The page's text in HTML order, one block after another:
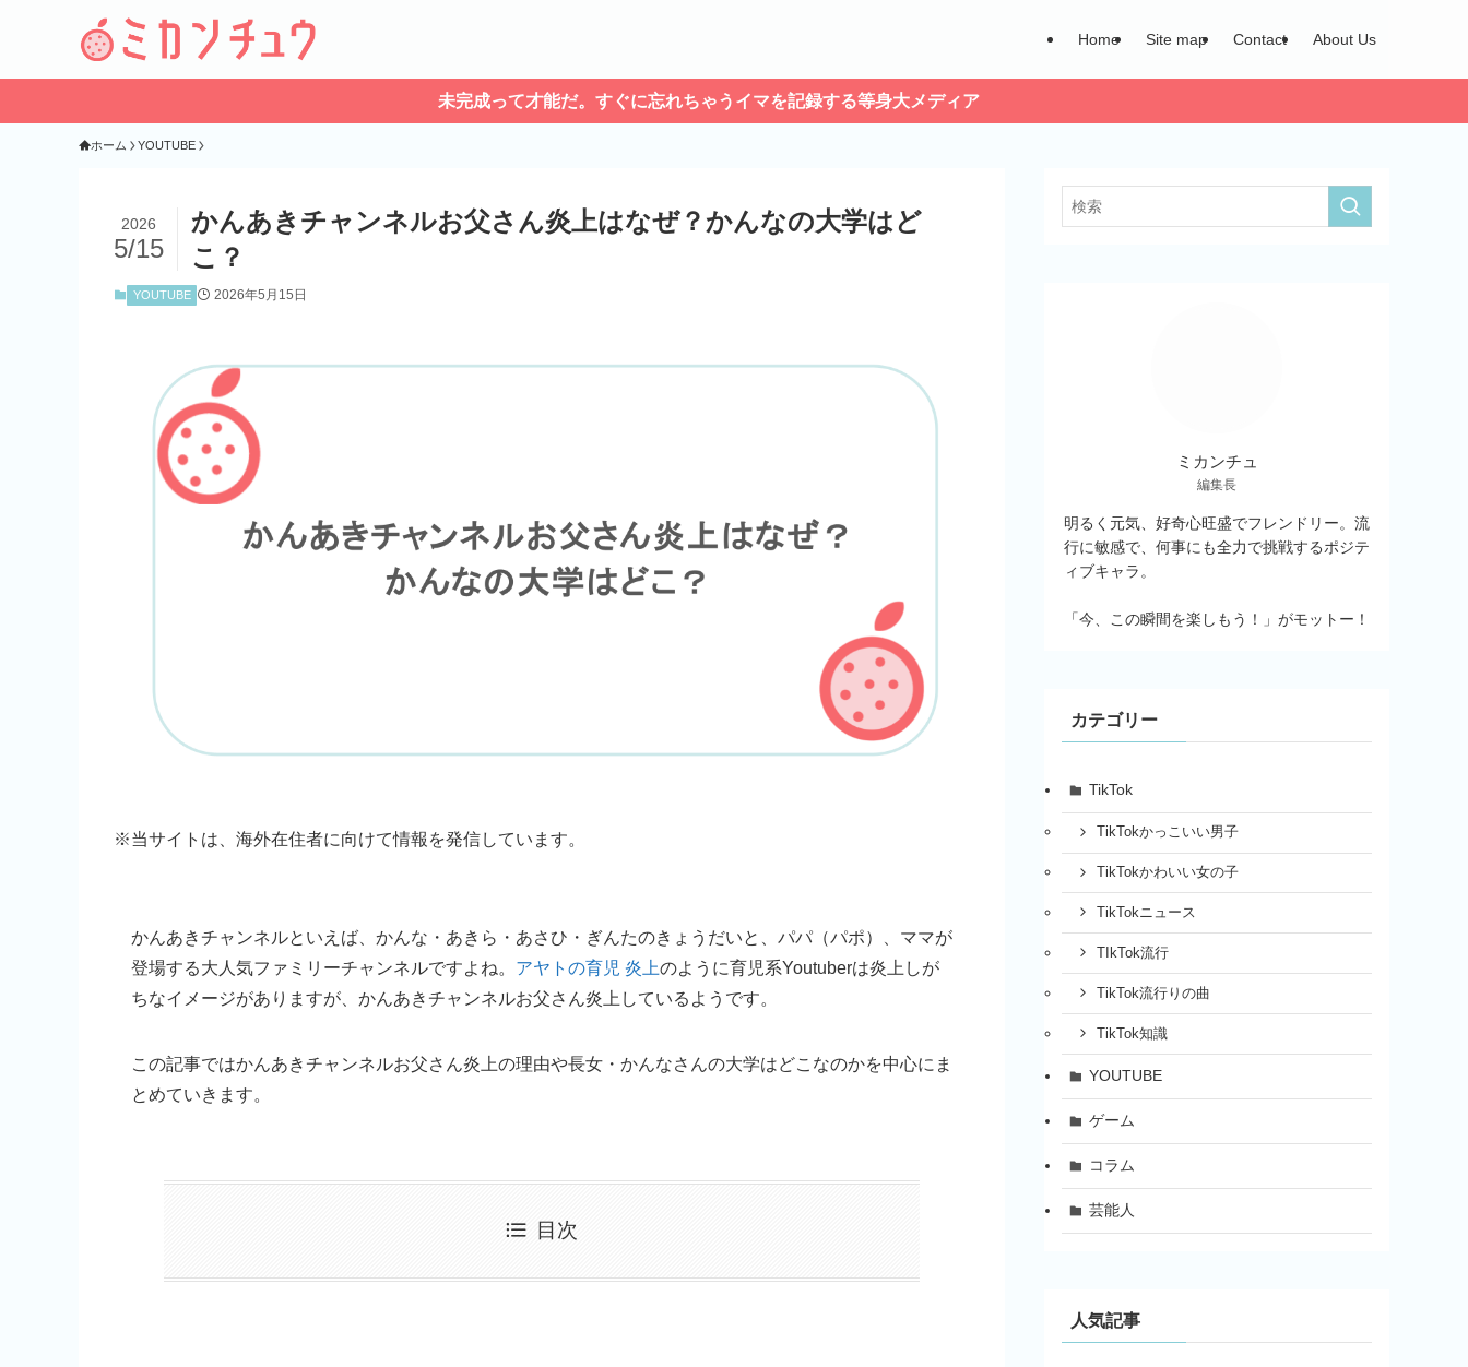
Home Site map Contact About Us
未完成って才能だ。すぐに忘れちゃうイマを記録する等身大メディア
ホーム YOUTUBE
かんあきチャンネルお父さん炎上はなぜ？かんなの大学はど
こ？
2026
5/15
YOUTUBE 2026年5月15日
※当サイトは、海外在住者に向けて情報を発信しています。
かんあきチャンネルといえば、かんな・あきら・あさひ・ぎんたのきょうだいと、パパ（パポ）、ママが
登場する大人気ファミリーチャンネルですよね。 アヤトの育児 炎上のように育児系Youtuberは炎上しが
ちなイメージがありますが、かんあきチャンネルお父さん炎上しているようです。
この記事ではかんあきチャンネルお父さん炎上の理由や長女・かんなさんの大学はどこなのかを中心にま
とめていきます。
目次
ミカンチュ
編集長
明るく元気、好奇心旺盛でフレンドリー。流
行に敏感で、何事にも全力で挑戦するポジテ
ィブキャラ。
「今、この瞬間を楽しもう！」がモットー！
カテゴリー
TikTok
TikTokかっこいい男子
TikTokかわいい女の子
TikTokニュース
TIkTok流行
TikTok流行りの曲
TikTok知識
YOUTUBE
ゲーム
コラム
芸能人
人気記事